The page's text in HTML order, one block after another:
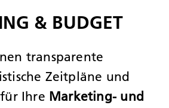
& BUDGET
transparente
Zeitpläne und
Ihre Marketing- und